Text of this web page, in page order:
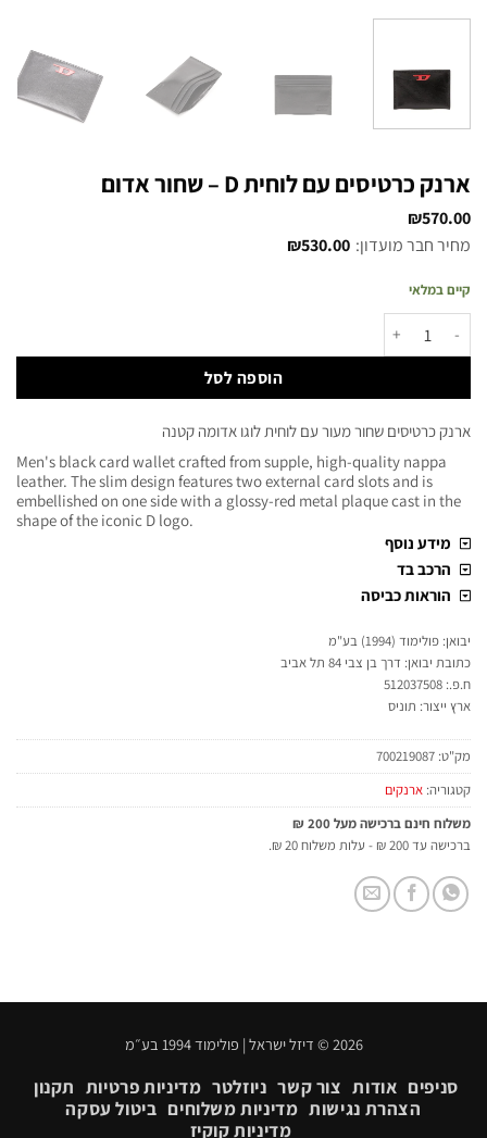
ארנק כרטיסים עם לוחית D – שחור אדום
₪570.00
מחיר חבר מועדון:
₪530.00
קיים במלאי
הוספה לסל
ארנק כרטיסים שחור מעור עם לוחית לוגו אדומה קטנה
Men's black card wallet crafted from supple, high-quality nappa
leather. The slim design features two external card slots and is
embellished on one side with a glossy-red metal plaque cast in the
shape of the iconic D logo.
מידע נוסף
הרכב בד
הוראות כביסה
יבואן: פולימוד (1994) בע"מ
כתובת יבואן: דרך בן צבי 84 תל אביב
ח.פ.: 512037508
ארץ ייצור: תוניס
מק"ט: 700219087
קטגוריה: ארנקים
משלוח חינם ברכישה מעל 200 ₪
ברכישה עד 200 ₪ - עלות משלוח 20 ₪.
2026 © דיזל ישראל | פולימוד 1994 בע״מ
סניפים אודות צור קשר ניוזלטר מדיניות פרטיות תקנון
הצהרת נגישות מדיניות משלוחים ביטול עסקה
מדיניות קוקיז